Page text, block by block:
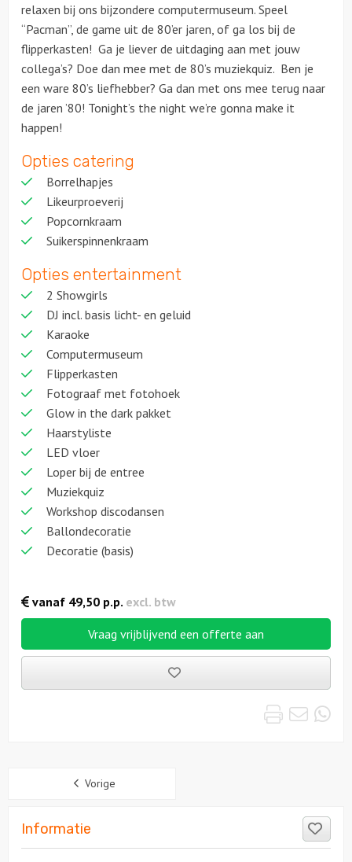
relaxen bij ons bijzondere computermuseum. Speel
“Pacman”, de game uit de 80’er jaren, of ga los bij de
flipperkasten! Ga je liever de uitdaging aan met jouw
collega’s? Doe dan mee met de 80’s muziekquiz. Ben je
een ware 80’s liefhebber? Ga dan met ons mee terug naar
de jaren ’80! Tonight’s the night we’re gonna make it
happen!
Opties catering
Borrelhapjes
Likeurproeverij
Popcornkraam
Suikerspinnenkraam
Opties entertainment
2 Showgirls
DJ incl. basis licht- en geluid
Karaoke
Computermuseum
Flipperkasten
Fotograaf met fotohoek
Glow in the dark pakket
Haarstyliste
LED vloer
Loper bij de entree
Muziekquiz
Workshop discodansen
Ballondecoratie
Decoratie (basis)
Vraag vrijblijvend een offerte aan
uitjes
vanaf 49,50 p.p. excl. btw
Print
Vorige
Informatie